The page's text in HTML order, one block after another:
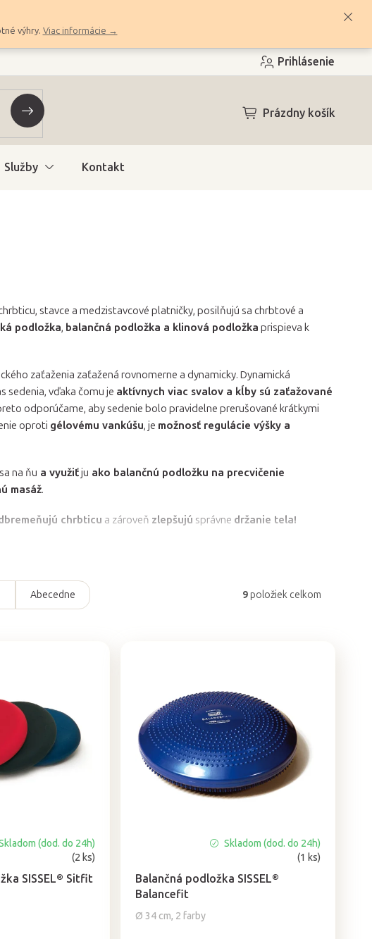
výhry. Viac informácie →
Prihlásenie
NÁKUPNÝ
Prázdny košík
Služby Kontakt
stavce a medzistavcové platničky, posilňujú sa chrbtové a
podložka, balančná podložka a klinová podložka prispieva k
zaťaženia zaťažená rovnomerne a dynamicky. Dynamická
sedenia, vďaka čomu je aktívnych viac svalov a kĺby sú zaťažované
odporúčame, aby sedenie bolo pravidelne prerušované krátkymi
oproti gélovému vankúšu, je možnosť regulácie výšky a
na ňu a využiťju ako balančnú podložku na precvičenie
masáž.
chrbticu a zároveň zlepšujú správne držanie tela!
Abecedne 9položiek celkom
SISSEL® Sitfit
(dod. do 24h)
(2 ks)
Balančná podložka SISSEL®
Balancefit
Ø 34 cm, 2 farby
produktu
je
z
Skladom (dod. do 24h)
(1 ks)